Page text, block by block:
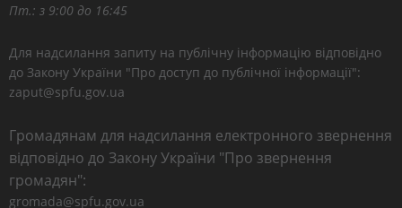
Пт.: з 9:00 до 16:45
Для надсилання запиту на публічну інформацію відповідно
до Закону України "Про доступ до публічної інформації":
zaput@spfu.gov.ua
Громадянам для надсилання електронного звернення
відповідно до Закону України "Про звернення
громадян":
gromada@spfu.gov.ua